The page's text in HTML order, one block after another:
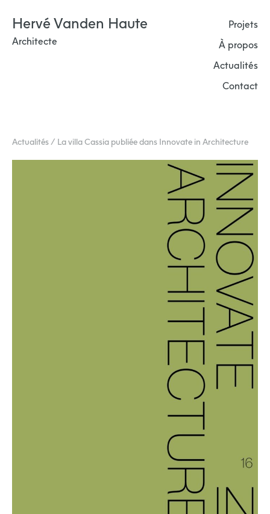
to
content
Hervé Vanden Haute
Architecte
Projets
À propos
Actualités
Contact
Actualités / La villa Cassia publiée dans Innovate in Architecture